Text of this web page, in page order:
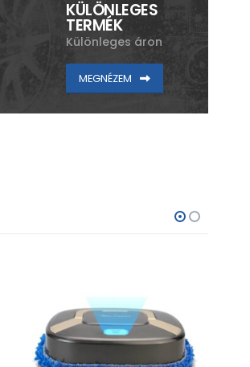
KÜLÖNLEGES
TERMÉK
Különleges áron
MEGNÉZEM